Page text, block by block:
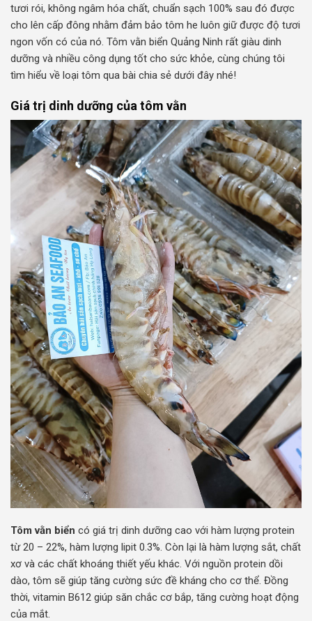
tươi rói, không ngâm hóa chất, chuẩn sạch 100% sau đó được
cho lên cấp đông nhằm đảm bảo tôm he luôn giữ được độ tươi
ngon vốn có của nó. Tôm vằn biển Quảng Ninh rất giàu dinh
dưỡng và nhiều công dụng tốt cho sức khỏe, cùng chúng tôi
tìm hiểu về loại tôm qua bài chia sẻ dưới đây nhé!
Giá trị dinh dưỡng của tôm vằn
Tôm vằn biển có giá trị dinh dưỡng cao với hàm lượng protein
từ 20 – 22%, hàm lượng lipit 0.3%. Còn lại là hàm lượng sắt, chất
xơ và các chất khoáng thiết yếu khác. Với nguồn protein dồi
dào, tôm sẽ giúp tăng cường sức đề kháng cho cơ thể. Đồng
thời, vitamin B612 giúp săn chắc cơ bắp, tăng cường hoạt động
của mắt.